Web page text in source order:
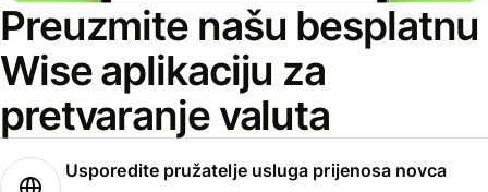
Preuzmite našu besplatnu
Wise aplikaciju za
pretvaranje valuta
Usporedite pružatelje usluga prijenosa novca